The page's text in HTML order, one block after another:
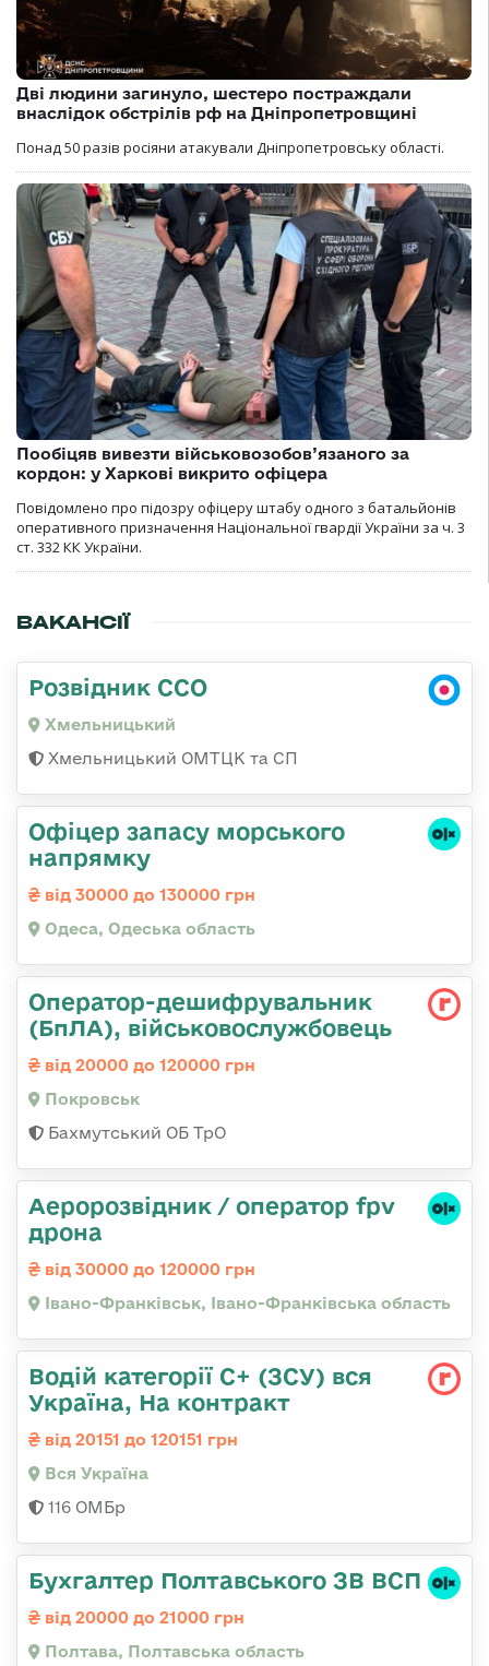
Дві людини загинуло, шестеро постраждали
внаслідок обстрілів рф на Дніпропетровщині
Понад 50 разів росіяни атакували Дніпропетровську області.
Пообіцяв вивезти військовозобов’язаного за
кордон: у Харкові викрито офіцера
Повідомлено про підозру офіцеру штабу одного з батальйонів
оперативного призначення Національної гвардії України за ч. 3
ст. 332 КК України.
ВАКАНСІЇ
Розвідник ССО
Хмельницький
Хмельницький ОМТЦК та СП
Офіцер запасу морського
напрямку
від 30000 до 130000 грн
Одеса, Одеська область
Оператор-дешифрувальник
(БпЛА), військовослужбовець
від 20000 до 120000 грн
Покровськ
Бахмутський ОБ ТрО
Аеророзвідник / оператор fpv
дрона
від 30000 до 120000 грн
Івано-Франківськ, Івано-Франківська область
Водій категорії С+ (ЗСУ) вся
Україна, На контракт
від 20151 до 120151 грн
Вся Україна
116 ОМБр
Бухгалтер Полтавського ЗВ ВСП
від 20000 до 21000 грн
Полтава, Полтавська область